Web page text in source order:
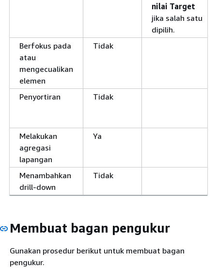
nilai Target
jika salah satu
dipilih.
Berfokus pada
atau
mengecualikan
elemen
Tidak
Penyortiran Tidak
Melakukan
agregasi
lapangan
Ya
Menambahkan
drill-down
Tidak
Membuat bagan pengukur
Gunakan prosedur berikut untuk membuat bagan
pengukur.